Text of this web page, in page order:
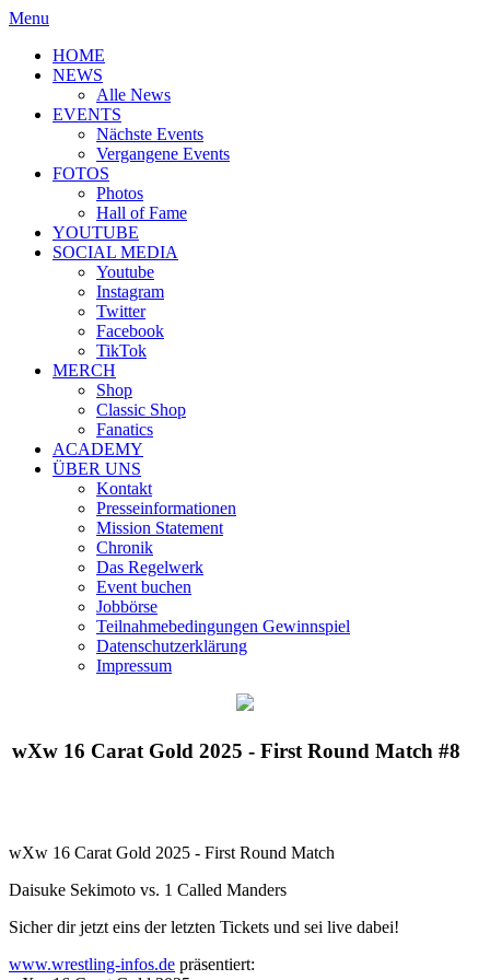
Menu
HOME
NEWS
Alle News
EVENTS
Nächste Events
Vergangene Events
FOTOS
Photos
Hall of Fame
YOUTUBE
SOCIAL MEDIA
Youtube
Instagram
Twitter
Facebook
TikTok
MERCH
Shop
Classic Shop
Fanatics
ACADEMY
ÜBER UNS
Kontakt
Presseinformationen
Mission Statement
Chronik
Das Regelwerk
Event buchen
Jobbörse
Teilnahmebedingungen Gewinnspiel
Datenschutzerklärung
Impressum
wXw 16 Carat Gold 2025 - First Round Match #8
wXw 16 Carat Gold 2025 - First Round Match
Daisuke Sekimoto vs. 1 Called Manders
Sicher dir jetzt eins der letzten Tickets und sei live dabei!
www.wrestling-infos.de präsentiert: